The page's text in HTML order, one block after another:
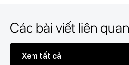
Các bài viết liên quan
Xem tất cả